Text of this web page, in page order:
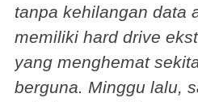
tanpa kehilangan data
memiliki hard drive
yang menghemat
berguna. Minggu lalu,